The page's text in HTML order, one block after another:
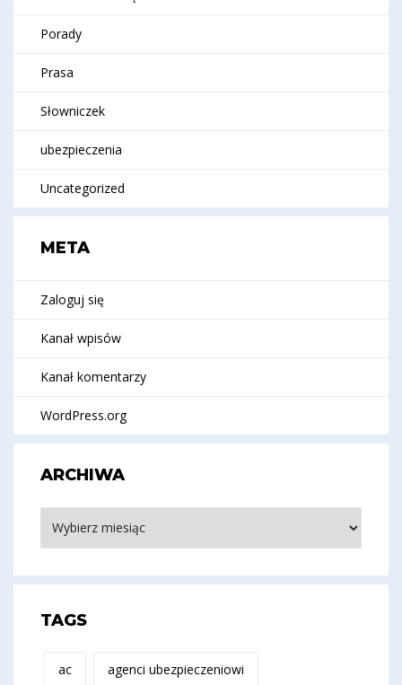
Porady
Prasa
Słowniczek
ubezpieczenia
Uncategorized
META
Zaloguj się
Kanał wpisów
Kanał komentarzy
WordPress.org
ARCHIWA
TAGS
ac agenci ubezpieczeniowi